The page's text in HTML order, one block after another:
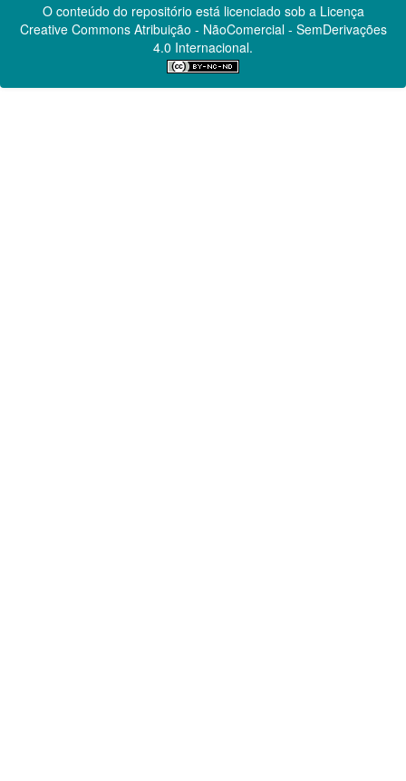
O conteúdo do repositório está licenciado sob a Licença
Creative CommonsAtribuição - NãoComercial - SemDerivações
4.0 Internacional.